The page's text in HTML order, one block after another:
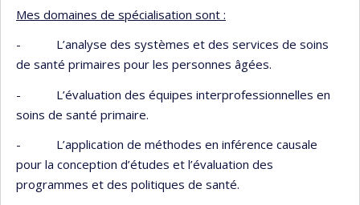
Mes domaines de spécialisation sont :
- L’analyse des systèmes et des services de soins
de santé primaires pour les personnes âgées.
- L’évaluation des équipes interprofessionnelles en
soins de santé primaire.
- L’application de méthodes en inférence causale
pour la conception d’études et l’évaluation des
programmes et des politiques de santé.